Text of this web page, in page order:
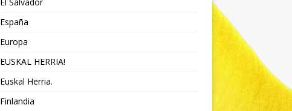
España
Europa
EUSKAL HERRIA!
Euskal Herria.
Finlandia